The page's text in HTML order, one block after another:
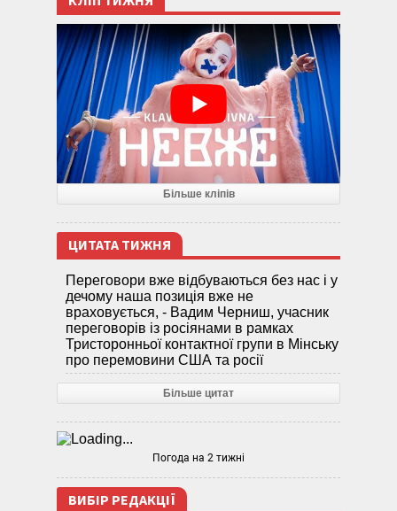
Більше кліпів
ЦИТАТА ТИЖНЯ
Переговори вже відбуваються без нас і у
дечому наша позиція вже не
враховується, - Вадим Черниш, учасник
переговорів із росіянами в рамках
Тристоронньої контактної групи в Мінську
про перемовини США та росії
Більше цитат
Погода на 2 тижні
ВИБІР РЕДАКЦІЇ